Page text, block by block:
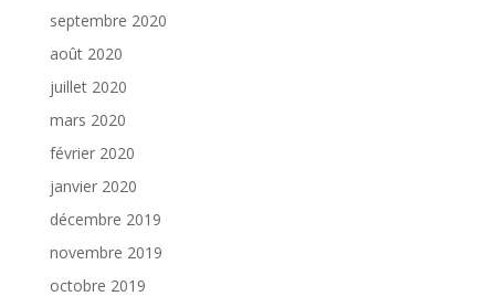
septembre 2020
août 2020
juillet 2020
mars 2020
février 2020
janvier 2020
décembre 2019
novembre 2019
octobre 2019